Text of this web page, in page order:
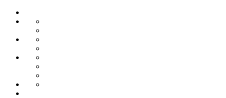
Saltar
Administración
Capacitación
Desarrollo
Gestión